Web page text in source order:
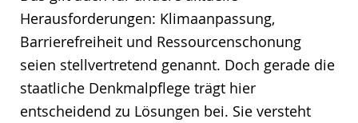
Herausforderungen: Klimaanpassung,
Barrierefreiheit und Ressourcenschonung
seien stellvertretend genannt. Doch gerade die
staatliche Denkmalpflege trägt hier
entscheidend zu Lösungen bei. Sie versteht